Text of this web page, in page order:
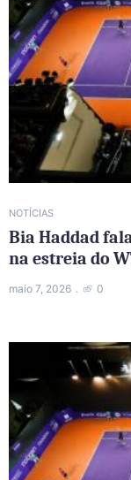
NOTÍCIAS
Bia Haddad
na estreia do
maio 7, 2026 0